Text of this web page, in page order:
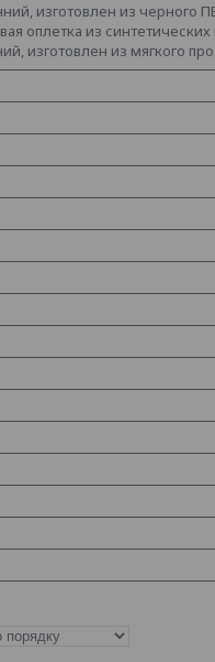
изготовлен из
оплетка из
изготовлен из мягкого